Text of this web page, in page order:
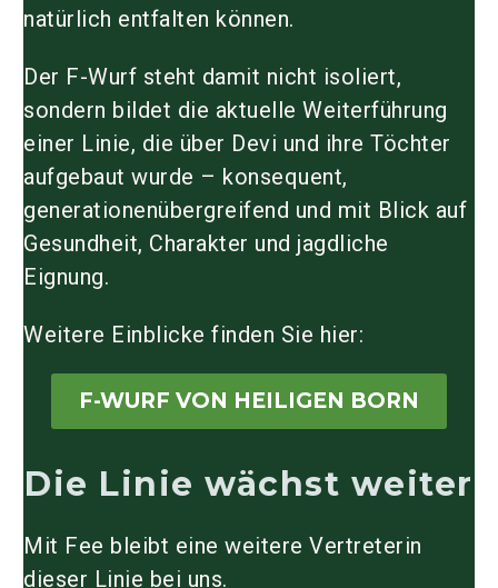
natürlich entfalten können.
Der F-Wurf steht damit nicht isoliert,
sondern bildet die aktuelle Weiterführung
einer Linie, die über Devi und ihre Töchter
aufgebaut wurde – konsequent,
generationenübergreifend und mit Blick auf
Gesundheit, Charakter und jagdliche
Eignung.
Weitere Einblicke finden Sie hier:
F-WURF VON HEILIGEN BORN
Die Linie wächst weiter
Mit Fee bleibt eine weitere Vertreterin
dieser Linie bei uns.